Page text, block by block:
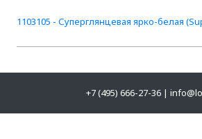
1103105 - Суперглянцевая ярко-белая
+7 (495) 666-27-36|